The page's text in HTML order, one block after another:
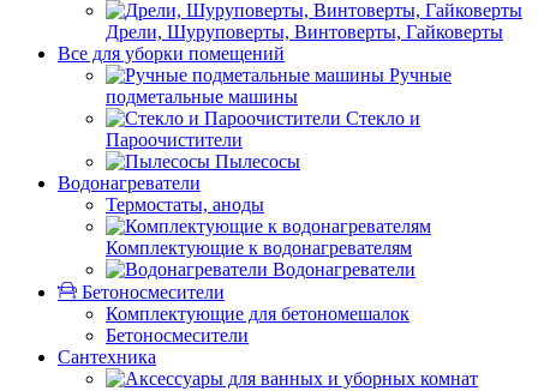
Дрели, Шуруповерты, Винтоверты, Гайковерты
Все для уборки помещений
Ручные
подметальные машины
Стекло и
Пароочистители
Пылесосы
Водонагреватели
Термостаты, аноды
Комплектующие к водонагревателям
Водонагреватели
Бетоносмесители
Комплектующие для бетономешалок
Бетоносмесители
Сантехника